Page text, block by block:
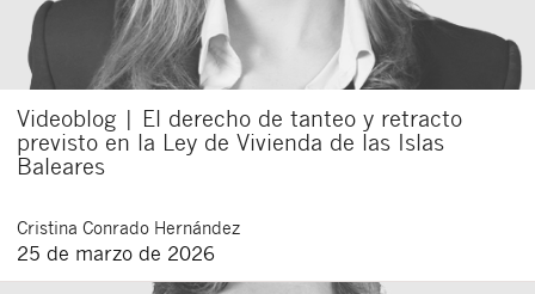
Videoblog | El derecho de tanteo y retracto
previsto en la Ley de Vivienda de las Islas
Baleares
Cristina Conrado Hernández
25 de marzo de 2026